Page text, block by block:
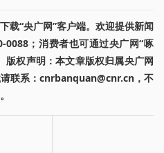
载“央广网”客户端。欢迎提供新闻
0088；消费者也可通过央广网“啄
版权声明：本文章版权归属央广网
联系：cnrbanquan@cnr.cn，不